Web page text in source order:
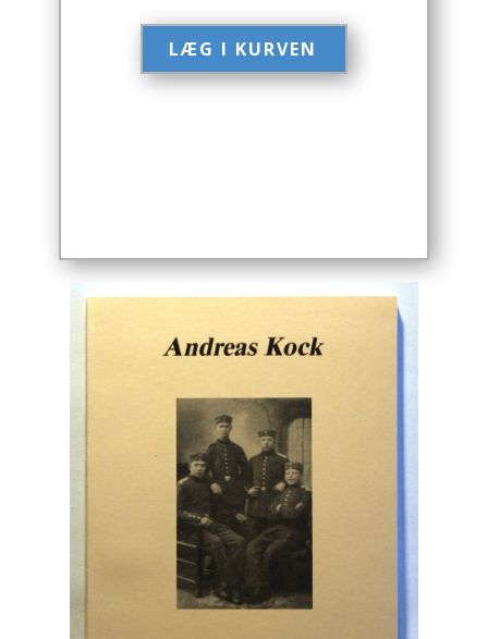
Design
Drikkevare / Øl / Vin
Engelsk
Europa
Fantasy / Sciencefiction
Håndarbejde
LÆG I KURVEN​